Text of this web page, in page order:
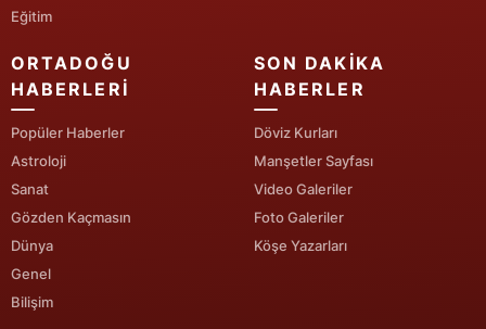
Şırnak
Bartın
Ardahan
Iğdır
Eğitim
ORTADOĞU
HABERLERI
Popüler Haberler
Astroloji
Sanat
Gözden Kaçmasın
Dünya
Genel
Bilişim
SON DAKIKA
HABERLER
Döviz Kurları
Manşetler Sayfası
Video Galeriler
Foto Galeriler
Köşe Yazarları